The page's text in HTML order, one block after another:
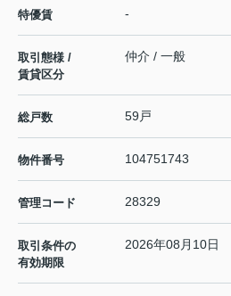
特優賃 -
取引態様 /
賃貸区分
仲介 / 一般
総戸数 59戸
物件番号 104751743
管理コード 28329
取引条件の
有効期限
2026年08月10日